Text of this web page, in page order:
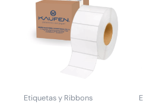
Etiquetas y Ribbons
$224.00
through
$299.00
tiene